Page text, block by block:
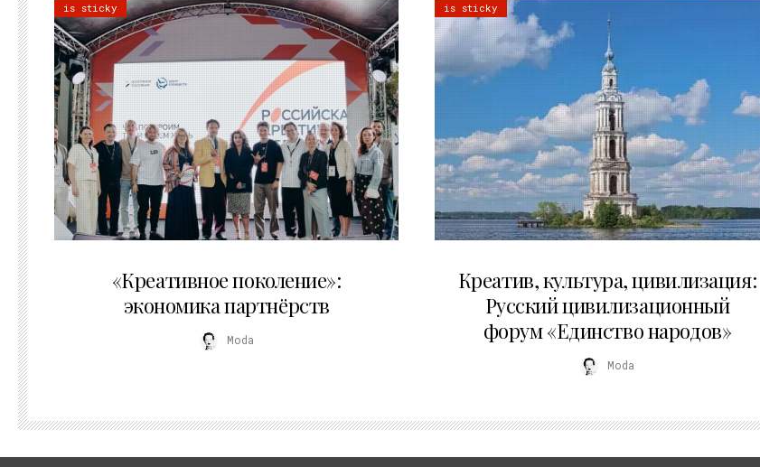
is sticky
«Креативное поколение»:
экономика партнёрств
Moda
is sticky
Креатив, культура, цивилизация:
Русский цивилизационный
форум «Единство народов»
Moda